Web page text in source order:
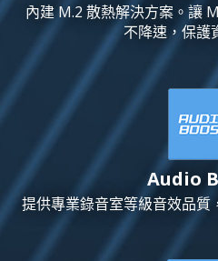
內建 M.2 散熱解決方案。讓
不降速，保護
Audio
提供專業錄音室等級音效品質